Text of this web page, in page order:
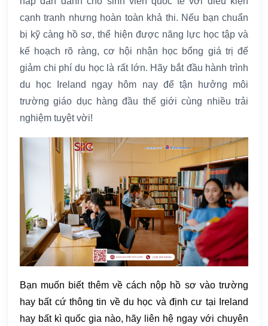
cạnh tranh nhưng hoàn toàn khả thi. Nếu bạn chuẩn
bị kỹ càng hồ sơ, thể hiện được năng lực học tập và
kế hoạch rõ ràng, cơ hội nhận học bổng giá trị để
giảm chi phí du học là rất lớn. Hãy bắt đầu hành trình
du học Ireland ngay hôm nay để tận hưởng môi
trường giáo dục hàng đầu thế giới cùng nhiều trải
nghiệm tuyệt vời!
Bạn muốn biết thêm về cách nộp hồ sơ vào trường
hay bất cứ thông tin về du học và định cư tại Ireland
hay bất kì quốc gia nào, hãy liên hệ ngay với chuyên